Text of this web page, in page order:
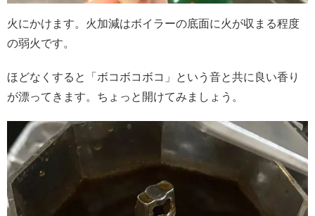
火にかけます。火加減はボイラーの底面に火が収まる程度
の弱火です。
ほどなくすると「ボコボコボコ」という音と共に良い香り
が漂ってきます。ちょっと開けてみましょう。